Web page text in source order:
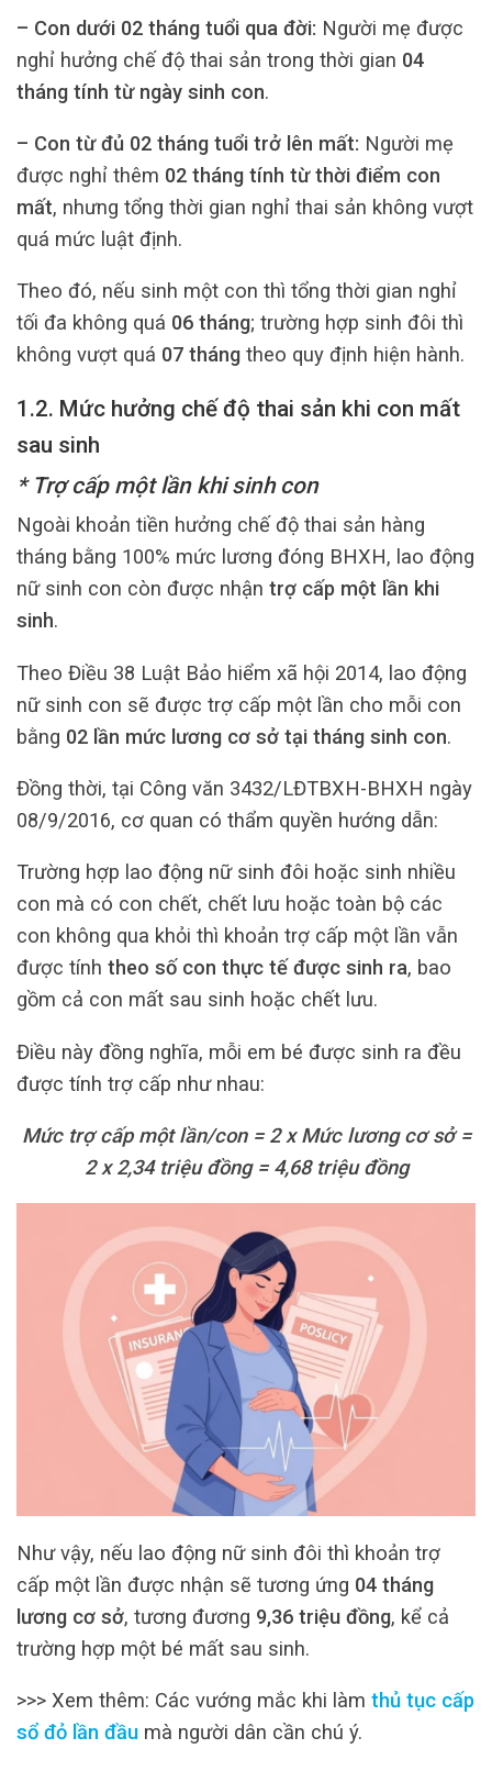
– Con dưới 02 tháng tuổi qua đời: Người mẹ được
nghỉ hưởng chế độ thai sản trong thời gian 04
tháng tính từ ngày sinh con.
– Con từ đủ 02 tháng tuổi trở lên mất: Người mẹ
được nghỉ thêm 02 tháng tính từ thời điểm con
mất, nhưng tổng thời gian nghỉ thai sản không vượt
quá mức luật định.
Theo đó, nếu sinh một con thì tổng thời gian nghỉ
tối đa không quá 06 tháng; trường hợp sinh đôi thì
không vượt quá 07 tháng theo quy định hiện hành.
1.2. Mức hưởng chế độ thai sản khi con mất
sau sinh
* Trợ cấp một lần khi sinh con
Ngoài khoản tiền hưởng chế độ thai sản hàng
tháng bằng 100% mức lương đóng BHXH, lao động
nữ sinh con còn được nhận trợ cấp một lần khi
sinh.
Theo Điều 38 Luật Bảo hiểm xã hội 2014, lao động
nữ sinh con sẽ được trợ cấp một lần cho mỗi con
bằng 02 lần mức lương cơ sở tại tháng sinh con.
Đồng thời, tại Công văn 3432/LĐTBXH-BHXH ngày
08/9/2016, cơ quan có thẩm quyền hướng dẫn:
Trường hợp lao động nữ sinh đôi hoặc sinh nhiều
con mà có con chết, chết lưu hoặc toàn bộ các
con không qua khỏi thì khoản trợ cấp một lần vẫn
được tính theo số con thực tế được sinh ra, bao
gồm cả con mất sau sinh hoặc chết lưu.
Điều này đồng nghĩa, mỗi em bé được sinh ra đều
được tính trợ cấp như nhau:
Mức trợ cấp một lần/con = 2 x Mức lương cơ sở =
2 x 2,34 triệu đồng = 4,68 triệu đồng
Như vậy, nếu lao động nữ sinh đôi thì khoản trợ
cấp một lần được nhận sẽ tương ứng 04 tháng
lương cơ sở, tương đương 9,36 triệu đồng, kể cả
trường hợp một bé mất sau sinh.
>>> Xem thêm: Các vướng mắc khi làm thủ tục cấp
sổ đỏ lần đầu mà người dân cần chú ý.